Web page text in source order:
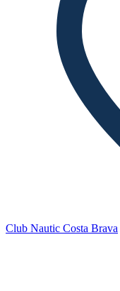
Club Nautic Costa Brava